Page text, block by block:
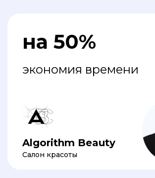
на 50%
экономия времени
Algorithm Beauty
Салон красоты